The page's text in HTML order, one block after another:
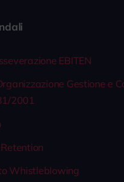
EBITEN
Gestione e
2001
Whistleblowing